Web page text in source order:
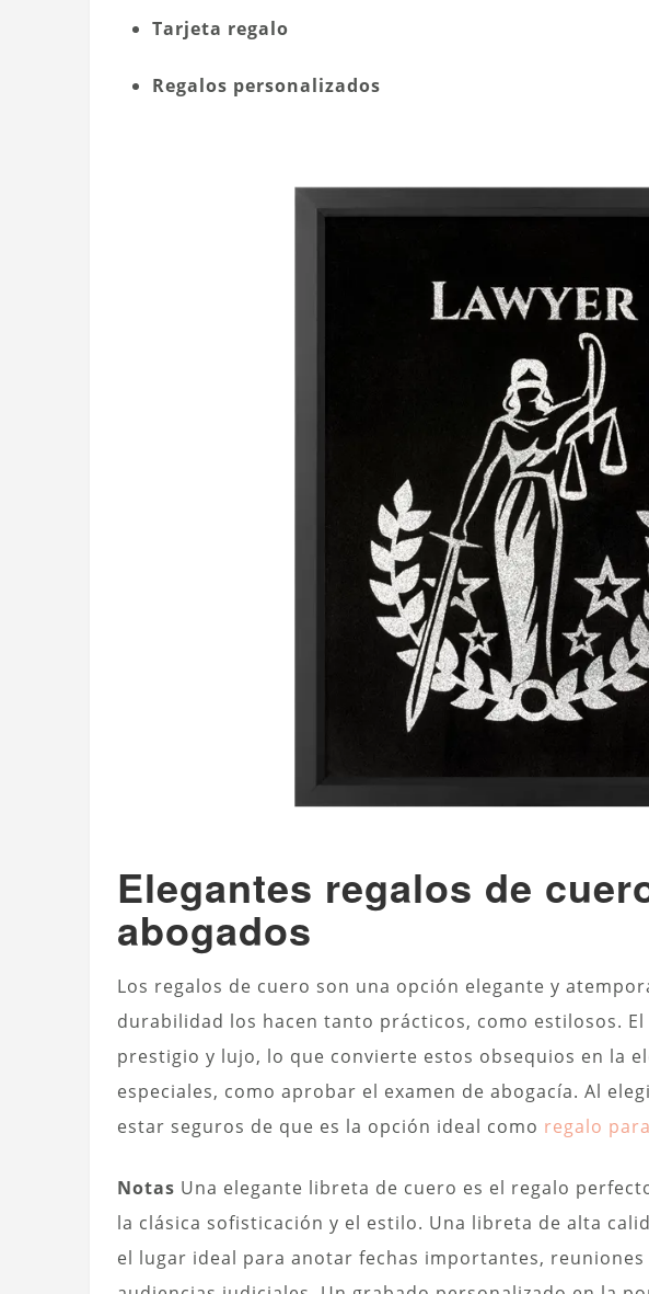
Tarjeta regalo
Regalos personalizados
Elegantes regalos de
abogados
Los regalos de cuero son una opción elegante y
durabilidad los hacen tanto prácticos, como estilosos.
prestigio y lujo, lo que convierte estos obsequios en la
especiales, como aprobar el examen de abogacía. Al
estar seguros de que es la opción ideal como regalo
Notas Una elegante libreta de cuero es el regalo
la clásica sofisticación y el estilo. Una libreta de alta
el lugar ideal para anotar fechas importantes,